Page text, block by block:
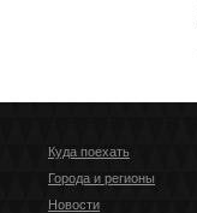
Куда поехать
Города и регионы
Новости